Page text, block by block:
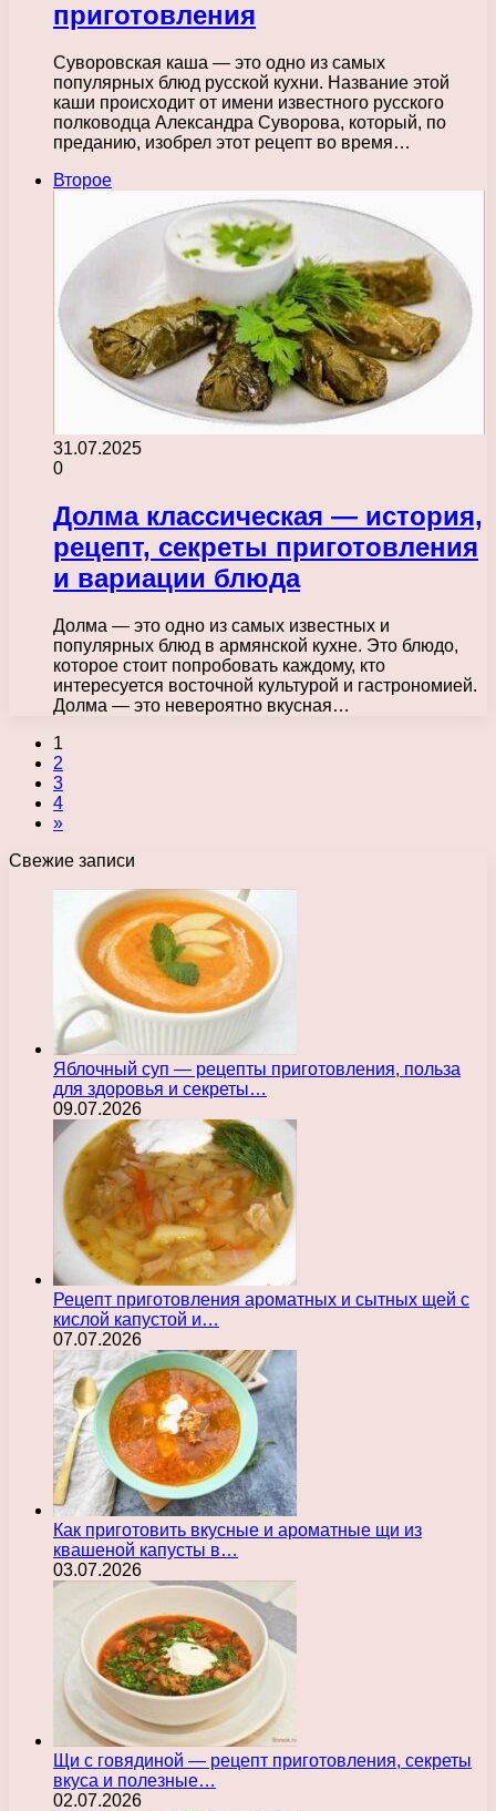
приготовления
Суворовская каша — это одно из самых
популярных блюд русской кухни. Название этой
каши происходит от имени известного русского
полководца Александра Суворова, который, по
преданию, изобрел этот рецепт во время…
Второе
31.07.2025
0
Долма классическая — история,
рецепт, секреты приготовления
и вариации блюда
Долма — это одно из самых известных и
популярных блюд в армянской кухне. Это блюдо,
которое стоит попробовать каждому, кто
интересуется восточной культурой и гастрономией.
Долма — это невероятно вкусная…
1
2
3
4
»
Свежие записи
Яблочный суп — рецепты приготовления, польза
для здоровья и секреты…
09.07.2026
Рецепт приготовления ароматных и сытных щей с
кислой капустой и…
07.07.2026
Как приготовить вкусные и ароматные щи из
квашеной капусты в…
03.07.2026
Щи с говядиной — рецепт приготовления, секреты
вкуса и полезные…
02.07.2026